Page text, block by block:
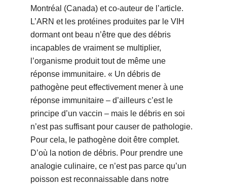
Montréal (Canada) et co-auteur de l’article.
L’ARN et les protéines produites par le VIH
dormant ont beau n’être que des débris
incapables de vraiment se multiplier,
l’organisme produit tout de même une
réponse immunitaire. « Un débris de
pathogène peut effectivement mener à une
réponse immunitaire – d’ailleurs c’est le
principe d’un vaccin – mais le débris en soi
n’est pas suffisant pour causer de pathologie.
Pour cela, le pathogène doit être complet.
D’où la notion de débris. Pour prendre une
analogie culinaire, ce n’est pas parce qu’un
poisson est reconnaissable dans notre